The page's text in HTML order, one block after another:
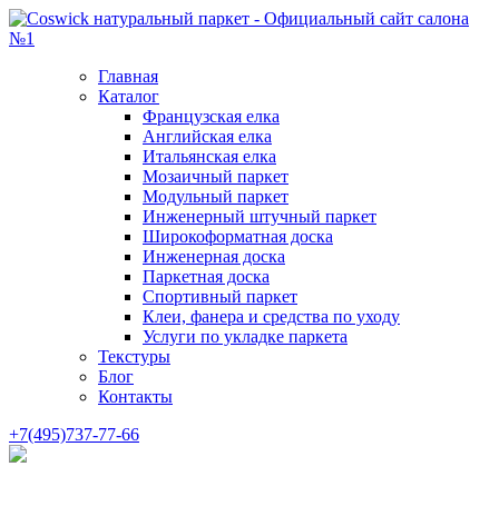
Главная
Каталог
Французская елка
Английская елка
Итальянская елка
Мозаичный паркет
Модульный паркет
Инженерный штучный паркет
Широкоформатная доска
Инженерная доска
Паркетная доска
Спортивный паркет
Клеи, фанера и средства по уходу
Услуги по укладке паркета
Текстуры
Блог
Контакты
+7(495)737-77-66